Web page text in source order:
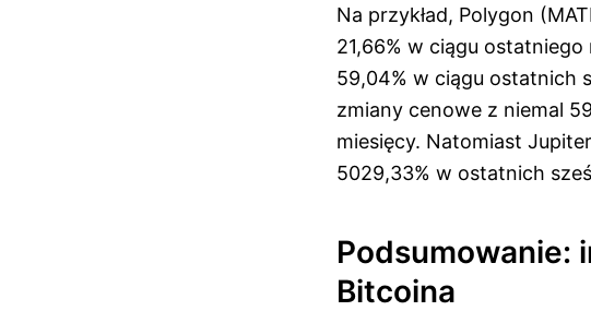
Na przykład, Polygon
21,66% w ciągu
59,04% w ciągu ostatnich
zmiany cenowe z niemal
miesięcy. Natomiast
5029,33% w ostatnich
Podsumowanie:
Bitcoina